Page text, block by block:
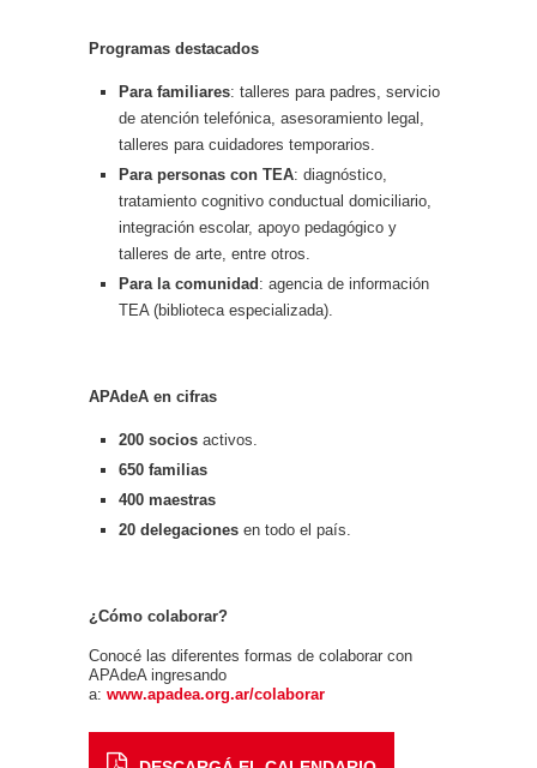
Programas destacados
Para familiares: talleres para padres, servicio
de atención telefónica, asesoramiento legal,
talleres para cuidadores temporarios.
Para personas con TEA: diagnóstico,
tratamiento cognitivo conductual domiciliario,
integración escolar, apoyo pedagógico y
talleres de arte, entre otros.
Para la comunidad : agencia de información
TEA (biblioteca especializada).
APAdeA en cifras
200 socios activos.
650 familias
400 maestras
20 delegaciones en todo el país.
¿Cómo colaborar?
Conocé las diferentes formas de colaborar con
APAdeA ingresando
a: www.apadea.org.ar/colaborar